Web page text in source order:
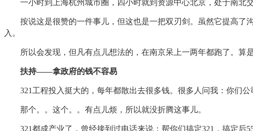
一小时到上海杭州城市圈，四小时就到资源中心北京，处于南北
按说这是很赞的一件事儿，但这也是一把双刃剑。虽然它提高了
入。
所以会发现，但凡有点儿想法的，在南京呆上一两年都跑了。算
扶持——拿政府的钱不容易
321工程投入挺大的，每年都散出去很多钱。很多人问我：你们公
那个。。这个。。有点儿烦，所以就没折腾这事儿。
321都成产业了，曾经接到过电话来说：帮你们搞定321，搞定后55